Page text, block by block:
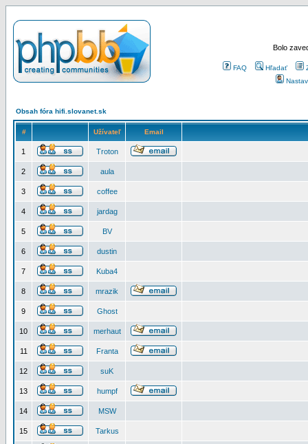
Bolo
FAQ Hľadať
Obsah fóra hifi.slovanet.sk
# Užívateľ Email
1 Troton
2 aula
3 coffee
4 jardag
5 BV
6 dustin
7 Kuba4
8 mrazik
9 Ghost
10 merhaut
11 Franta
12 suK
13 humpf
14 MSW
15 Tarkus